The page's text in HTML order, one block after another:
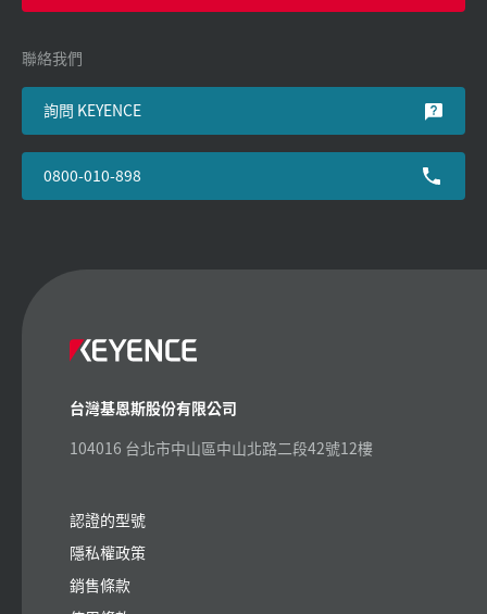
聯絡我們
詢問 KEYENCE
0800-010-898
台灣基恩斯股份有限公司
104016 台北市中山區中山北路二段42號12樓
認證的型號
隱私權政策
銷售條款